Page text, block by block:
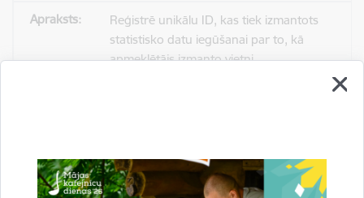
Reģistrē unikālu ID, kas tiek izmantots
statistisko datu iegūšanai par to, kā
apmeklētājs izmanto vietni.
Statistikas sīkdatnes (nepieciešamas, lai